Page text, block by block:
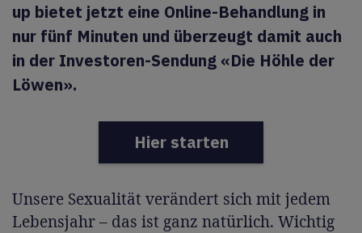
up bietet jetzt eine Online-Behandlung in
nur fünf Minuten und überzeugt damit auch
in der Investoren-Sendung «Die Höhle der
Löwen».
Hier starten
Unsere Sexualität verändert sich mit jedem
Lebensjahr – das ist ganz natürlich. Wichtig